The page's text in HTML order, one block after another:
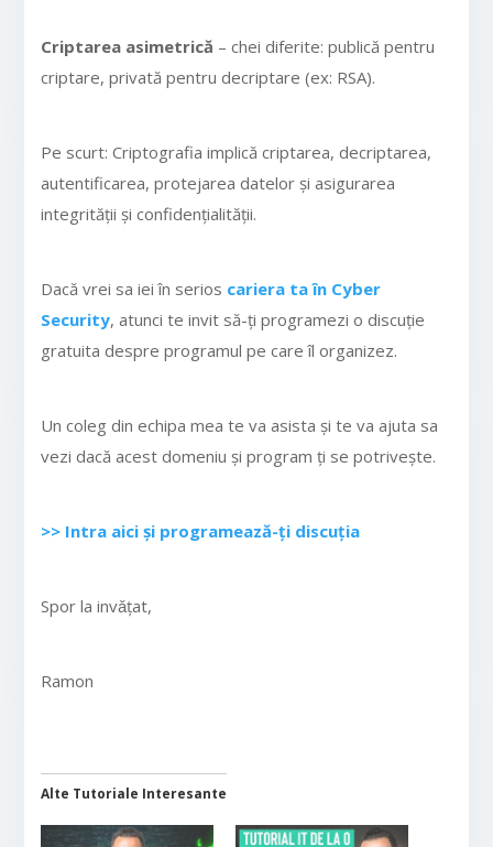
Criptarea asimetrică – chei diferite: publică pentru
criptare, privată pentru decriptare (ex: RSA).
Pe scurt: Criptografia implică criptarea, decriptarea,
autentificarea, protejarea datelor și asigurarea
integrității și confidențialității.
Dacă vrei sa iei în serios cariera ta în Cyber
Security, atunci te invit să-ți programezi o discuție
gratuita despre programul pe care îl organizez.
Un coleg din echipa mea te va asista și te va ajuta sa
vezi dacă acest domeniu și program ți se potrivește.
>> Intra aici și programează-ți discuția
Spor la invǎțat,
Ramon
Alte Tutoriale Interesante